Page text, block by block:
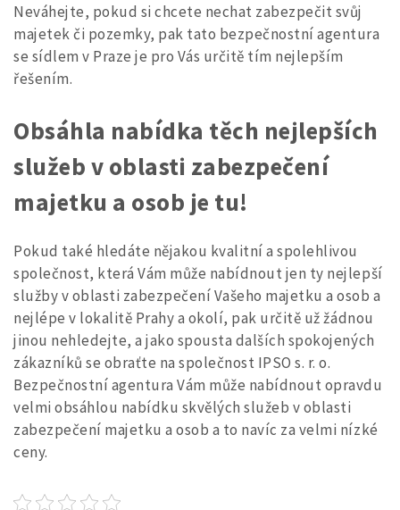
Neváhejte, pokud si chcete nechat zabezpečit svůj
majetek či pozemky, pak tato bezpečnostní agentura
se sídlem v Praze je pro Vás určitě tím nejlepším
řešením.
Obsáhla nabídka těch nejlepších
služeb v oblasti zabezpečení
majetku a osob je tu!
Pokud také hledáte nějakou kvalitní a spolehlivou
společnost, která Vám může nabídnout jen ty nejlepší
služby v oblasti zabezpečení Vašeho majetku a osob a
nejlépe v lokalitě Prahy a okolí, pak určitě už žádnou
jinou nehledejte, a jako spousta dalších spokojených
zákazníků se obraťte na společnost IPSO s. r. o.
Bezpečnostní agentura Vám může nabídnout opravdu
velmi obsáhlou nabídku skvělých služeb v oblasti
zabezpečení majetku a osob a to navíc za velmi nízké
ceny.